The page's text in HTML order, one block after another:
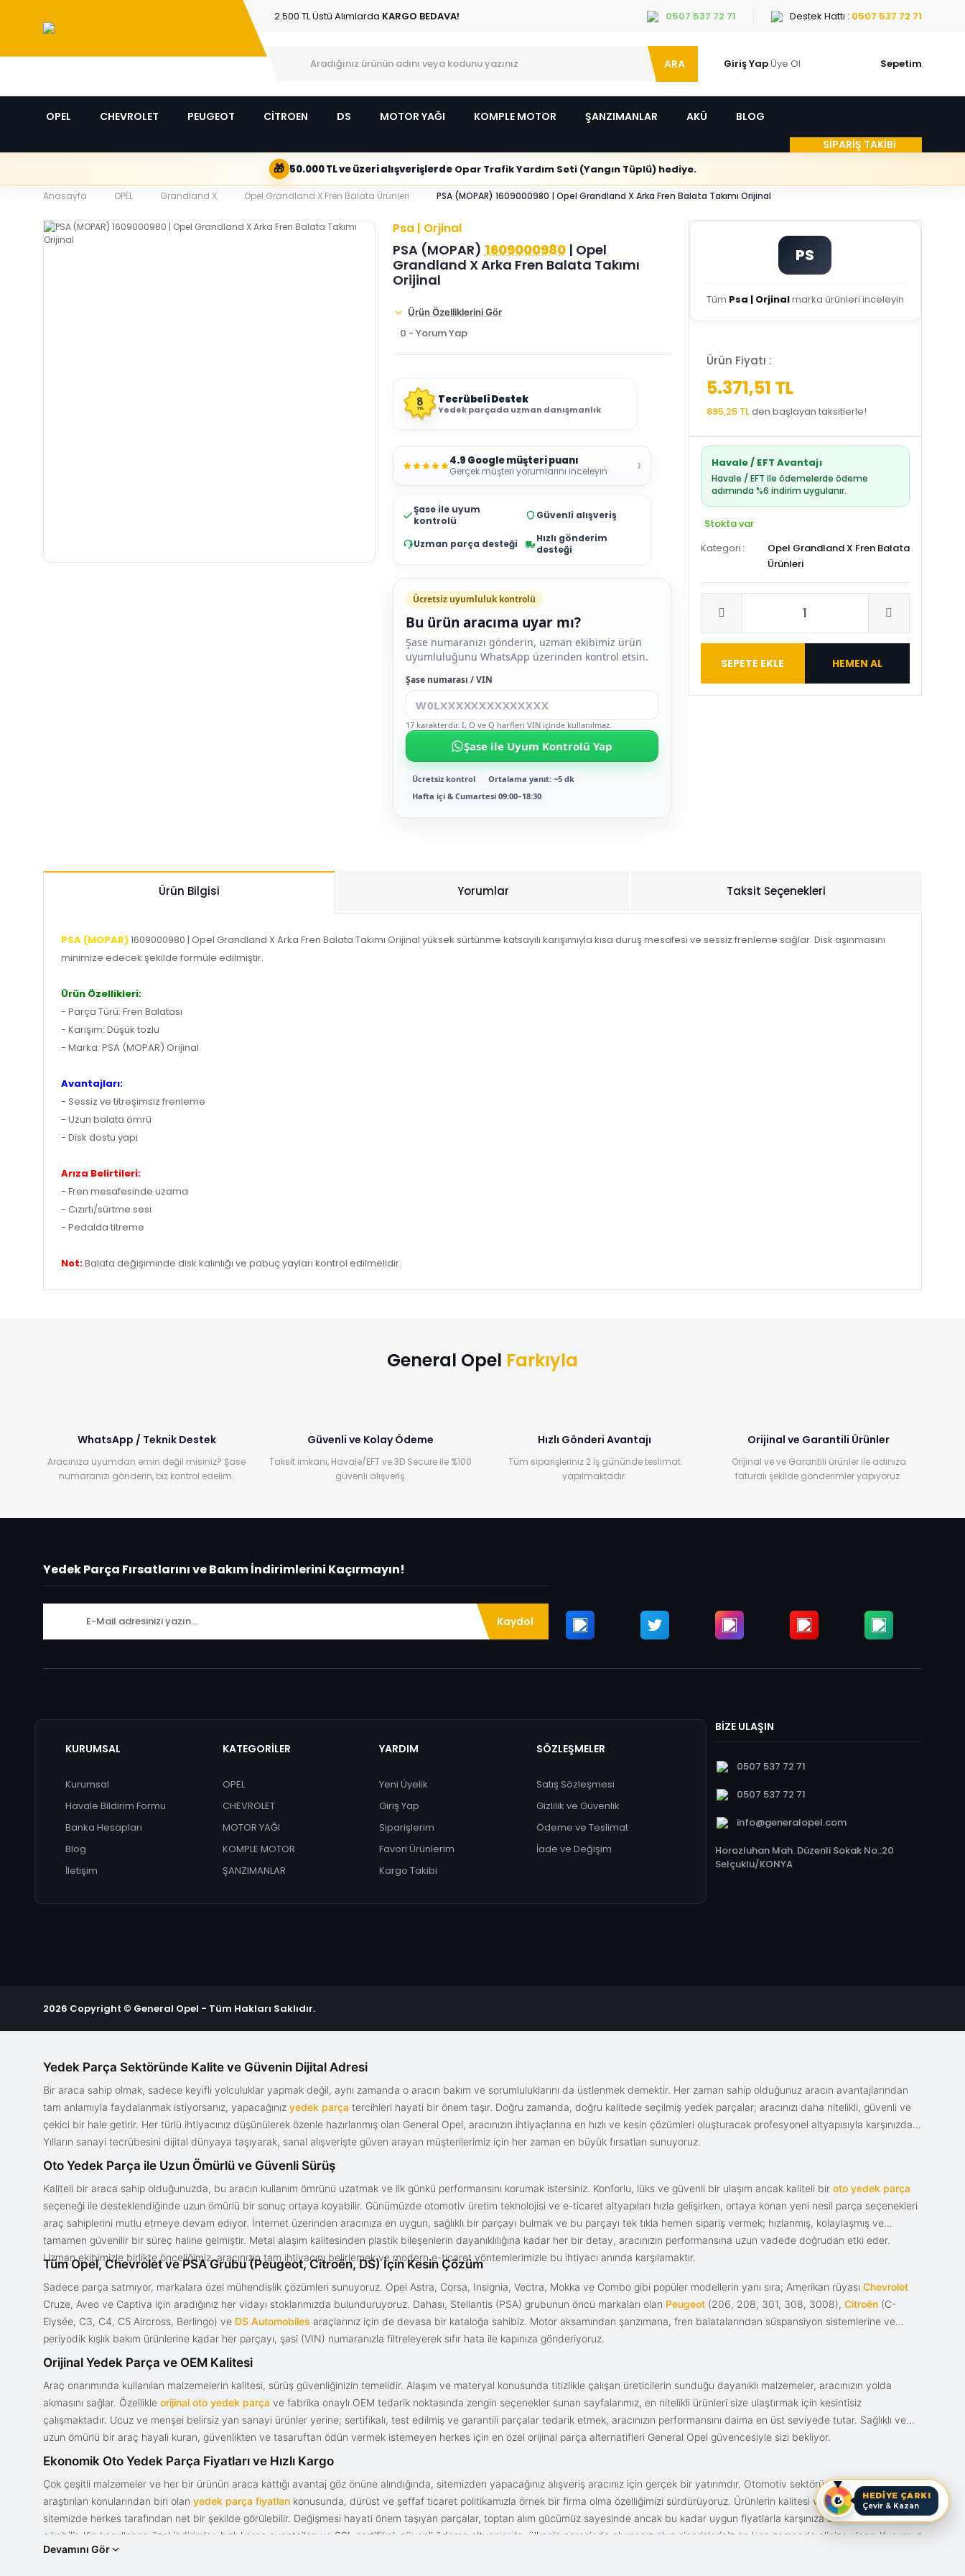
2.500 TL Üstü Alımlarda KARGO BEDAVA! 0507 537 72 71 Destek Hattı : 0507 537 72 71
ARA Giriş YapÜye Ol Sepetim
OPEL CHEVROLET PEUGEOT CİTROEN DS MOTOR YAĞI KOMPLE MOTOR ŞANZIMANLAR AKÜ
BLOG
SİPARİŞ TAKİBİ
🎁 50.000 TL ve üzeri alışverişlerdeOpar Trafik Yardım Seti (Yangın Tüplü) hediye.
Anasayfa OPEL Grandland X Opel Grandland X Fren Balata Ürünleri PSA (MOPAR) 1609000980 | Opel Grandland X Arka Fren Balata Takımı Orijinal
Psa | Orjinal
PSA (MOPAR)1609000980| Opel
Grandland X Arka Fren Balata Takımı
Orijinal
Ürün Özelliklerini Gör
0 - Yorum Yap
8
YIL
Tecrübeli Destek
Yedek parçada uzman danışmanlık
4.9 Google müşteri puanı
Gerçek müşteri yorumlarını inceleyin ›
Şase ile uyum
kontrolü
Güvenli alışveriş
Uzman parça desteği
Hızlı gönderim
desteği
Ücretsiz uyumluluk kontrolü
Bu ürün aracıma uyar mı?
Şase numaranızı gönderin, uzman ekibimiz ürün
uyumluluğunu WhatsApp üzerinden kontrol etsin.
Şase numarası / VIN
17 karakterdir. I, O ve Q harfleri VIN içinde kullanılmaz.
Şase ile Uyum Kontrolü Yap
Ücretsiz kontrol
Ortalama yanıt: ~5 dk
Hafta içi & Cumartesi 09:00–18:30
PS
Tüm Psa | Orjinalmarka ürünleri inceleyin
Ürün Fiyatı :
5.371,51 TL
895,25 TLden başlayan taksitlerle!
Havale / EFT Avantajı
Havale / EFT ile ödemelerde ödeme
adımında %6 indirim uygulanır.
Stokta var
Kategori
Opel Grandland X Fren Balata
Ürünleri
SEPETE EKLE HEMEN AL
Ürün Bilgisi Yorumlar Taksit Seçenekleri
PSA (MOPAR)1609000980 | Opel Grandland X Arka Fren Balata Takımı Orijinal yüksek sürtünme katsayılı karışımıyla kısa duruş mesafesi ve sessiz frenleme sağlar. Disk aşınmasını
minimize edecek şekilde formüle edilmiştir.
Ürün Özellikleri:
- Parça Türü: Fren Balatası
- Karışım: Düşük tozlu
- Marka: PSA (MOPAR) Orijinal
Avantajları:
- Sessiz ve titreşimsiz frenleme
- Uzun balata ömrü
- Disk dostu yapı
Arıza Belirtileri:
- Fren mesafesinde uzama
- Cızırtı/sürtme sesi
- Pedalda titreme
Not:Balata değişiminde disk kalınlığı ve pabuç yayları kontrol edilmelidir.
General Opel Farkıyla
WhatsApp / Teknik Destek
Aracınıza uyumdan emin değil misiniz? Şase
numaranızı gönderin, biz kontrol edelim.
Güvenli ve Kolay Ödeme
Taksit imkanı, Havale/EFT ve 3D Secure ile %100
güvenli alışveriş.
Hızlı Gönderi Avantajı
Tüm siparişleriniz 2 İş gününde teslimat
yapılmaktadır.
Orijinal ve Garantili Ürünler
Orijinal ve ve Garantili ürünler ile adınıza
faturalı şekilde gönderimler yapıyoruz.
Yedek Parça Fırsatlarını ve Bakım İndirimlerini Kaçırmayın!
Kaydol
KURUMSAL
Kurumsal
Havale Bildirim Formu
Banka Hesapları
Blog
İletişim
KATEGORİLER
OPEL
CHEVROLET
MOTOR YAĞI
KOMPLE MOTOR
ŞANZIMANLAR
YARDIM
Yeni Üyelik
Giriş Yap
Siparişlerim
Favori Ürünlerim
Kargo Takibi
SÖZLEŞMELER
Satış Sözleşmesi
Gizlilik ve Güvenlik
Ödeme ve Teslimat
İade ve Değişim
BİZE ULAŞIN
0507 537 72 71
0507 537 72 71
info@generalopel.com
Horozluhan Mah. Düzenli Sokak No.:20
Selçuklu/KONYA
2026 Copyright © General Opel - Tüm Hakları Saklıdır.
HEDİYE ÇARKI
Çevir & Kazan
Yedek Parça Sektöründe Kalite ve Güvenin Dijital Adresi
Bir araca sahip olmak, sadece keyifli yolculuklar yapmak değil, aynı zamanda o aracın bakım ve sorumluluklarını da üstlenmek demektir. Her zaman sahip olduğunuz aracın avantajlarından
tam anlamıyla faydalanmak istiyorsanız, yapacağınız yedek parça tercihleri hayati bir önem taşır. Doğru zamanda, doğru kalitede seçilmiş yedek parçalar; aracınızı daha nitelikli, güvenli ve
çekici bir hale getirir. Her türlü ihtiyacınız düşünülerek özenle hazırlanmış olan General Opel, aracınızın ihtiyaçlarına en hızlı ve kesin çözümleri oluşturacak profesyonel altyapısıyla karşınızda.
Yılların sanayi tecrübesini dijital dünyaya taşıyarak, sanal alışverişte güven arayan müşterilerimiz için her zaman en büyük fırsatları sunuyoruz.
Oto Yedek Parça ile Uzun Ömürlü ve Güvenli Sürüş
Kaliteli bir araca sahip olduğunuzda, bu aracın kullanım ömrünü uzatmak ve ilk günkü performansını korumak istersiniz. Konforlu, lüks ve güvenli bir ulaşım ancak kaliteli bir oto yedek parça
seçeneği ile desteklendiğinde uzun ömürlü bir sonuç ortaya koyabilir. Günümüzde otomotiv üretim teknolojisi ve e-ticaret altyapıları hızla gelişirken, ortaya konan yeni nesil parça seçenekleri
araç sahiplerini mutlu etmeye devam ediyor. İnternet üzerinden aracınıza en uygun, sağlıklı bir parçayı bulmak ve bu parçayı tek tıkla hemen sipariş vermek; hızlanmış, kolaylaşmış ve
tamamen güvenilir bir süreç haline gelmiştir. Metal alaşım kalitesinden plastik bileşenlerin dayanıklılığına kadar her bir detay, aracınızın performansına uzun vadede doğrudan etki eder.
Uzman ekibimizle birlikte önceliğimiz, aracınızın tam ihtiyacını belirlemek ve modern e-ticaret yöntemlerimizle bu ihtiyacı anında karşılamaktır.
Tüm Opel, Chevrolet ve PSA Grubu (Peugeot, Citroën, DS) İçin Kesin Çözüm
Sadece parça satmıyor, markalara özel mühendislik çözümleri sunuyoruz. Opel Astra, Corsa, Insignia, Vectra, Mokka ve Combo gibi popüler modellerin yanı sıra; Amerikan rüyası Chevrolet
Cruze, Aveo ve Captiva için aradığınız her vidayı stoklarımızda bulunduruyoruz. Dahası, Stellantis (PSA) grubunun öncü markaları olan Peugeot (206, 208, 301, 308, 3008), Citroën (C-
Elysée, C3, C4, C5 Aircross, Berlingo) ve DS Automobiles araçlarınız için de devasa bir kataloğa sahibiz. Motor aksamından şanzımana, fren balatalarından süspansiyon sistemlerine ve
periyodik kışlık bakım ürünlerine kadar her parçayı, şasi (VIN) numaranızla filtreleyerek sıfır hata ile kapınıza gönderiyoruz.
Orijinal Yedek Parça ve OEM Kalitesi
Araç onarımında kullanılan malzemelerin kalitesi, sürüş güvenliğinizin temelidir. Alaşım ve materyal konusunda titizlikle çalışan üreticilerin sunduğu dayanıklı malzemeler, aracınızın yolda
akmasını sağlar. Özellikle orijinal oto yedek parça ve fabrika onaylı OEM tedarik noktasında zengin seçenekler sunan sayfalarımız, en nitelikli ürünleri size ulaştırmak için kesintisiz
çalışmaktadır. Ucuz ve menşei belirsiz yan sanayi ürünler yerine; sertifikalı, test edilmiş ve garantili parçalar tedarik etmek, aracınızın performansını daima en üst seviyede tutar. Sağlıklı ve
uzun ömürlü bir araç hayali kuran, güvenlikten ve tasaruftan ödün vermek istemeyen herkes için en özel orijinal parça alternatifleri General Opel güvencesiyle sizi bekliyor.
Ekonomik Oto Yedek Parça Fiyatları ve Hızlı Kargo
Çok çeşitli malzemeler ve her bir ürünün araca kattığı avantaj göz önüne alındığında, sitemizden yapacağınız alışveriş aracınız için gerçek bir yatırımdır. Otomotiv sektörünün en çok
araştırılan konularından biri olan yedek parça fiyatları konusunda, dürüst ve şeffaf ticaret politikamızla örnek bir firma olma özelliğimizi sürdürüyoruz. Ürünlerin kalitesi ve bunun fiyat karşılığı
sitemizde herkes tarafından net bir şekilde görülebilir. Değişmesi hayati önem taşıyan parçalar, toptan alım gücümüz sayesinde ancak bu kadar uygun fiyatlarla karşınıza bir fırsat olarak
çıkabilir. Kış koşullarına özel indirimler, hızlı kargo avantajları ve SSL sertifikalı güvenli ödeme altyapısıyla; ülkenin neresinde olursanız olun siparişleriniz en kısa zamanda elinize ulaşır. Kusursuz
bir tasarım ve güce sahip olan aracınızın değerini korumak, uygun fiyat avantajıyla parça kalitesini birleştirmek için doğru yerdesiniz.
Devamını Gör